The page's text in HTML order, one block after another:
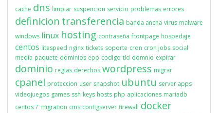
cache dns limpiar suspencion servicio problemas errores
definicion transferencia banda ancha virus malware
windows linux hosting contraseña frontpage hospedaje
centos litespeed nginx tickets soporte cron cron jobs social
media paquete dominios epp codigo tld domnio expirar
dominio reglas derechos wordpress migrar
cpanel proteccion user snapshot ubuntu server apps
videojuegos games ssh keys hosts php aplicaciones mariadb
centos 7 migration cms configserver firewall docker